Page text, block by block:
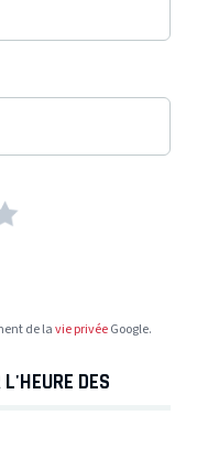
de lavie privéeGoogle.
DES